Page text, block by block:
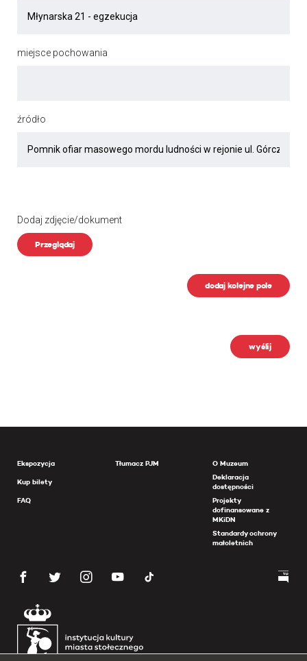
miejsce pochowania
źródło
Dodaj zdjęcie/dokument
Przeglądaj
dodaj kolejne pole
wyślij
Ekspozycja
Kup bilety
FAQ
Tłumacz PJM
O Muzeum
Deklaracja
dostępności
Projekty
dofinansowane z
MKiDN
Standardy ochrony
małoletnich